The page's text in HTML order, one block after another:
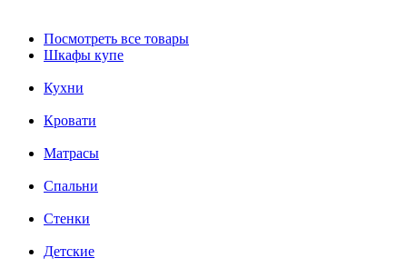
Посмотреть все товары
Шкафы купе
Кухни
Кровати
Матрасы
Cпальни
Стенки
Детские